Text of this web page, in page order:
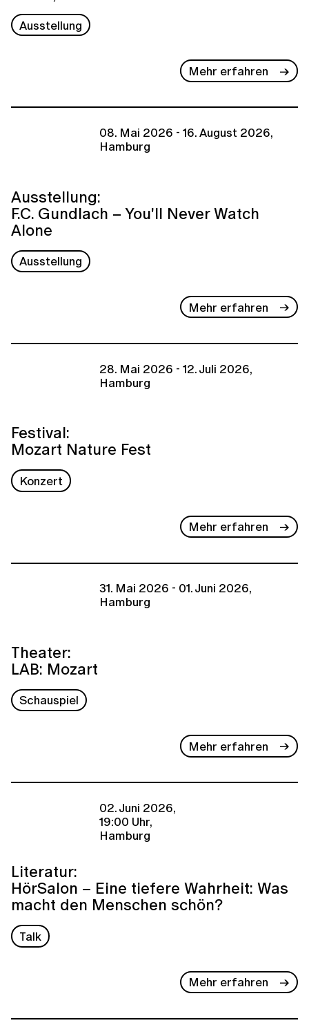
Ausstellung
Mehr erfahren
08. Mai 2026 - 16. August 2026,
Hamburg
Ausstellung:
F.C. Gundlach – You'll Never Watch
Alone
Ausstellung
Mehr erfahren
28. Mai 2026 - 12. Juli 2026,
Hamburg
Festival:
Mozart Nature Fest
Konzert
Mehr erfahren
31. Mai 2026 - 01. Juni 2026,
Hamburg
Theater:
LAB: Mozart
Schauspiel
Mehr erfahren
02. Juni 2026,
19:00 Uhr,
Hamburg
Literatur:
HörSalon – Eine tiefere Wahrheit: Was
macht den Menschen schön?
Talk
Mehr erfahren